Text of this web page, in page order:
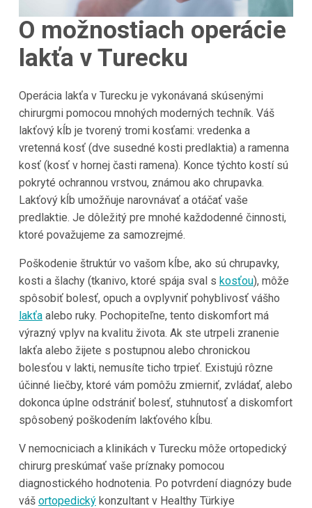
O možnostiach operácie
lakťa v Turecku
Operácia lakťa v Turecku je vykonávaná skúsenými
chirurgmi pomocou mnohých moderných techník. Váš
lakťový kĺb je tvorený tromi kosťami: vredenka a
vretenná kosť (dve susedné kosti predlaktia) a ramenna
kosť (kosť v hornej časti ramena). Konce týchto kostí sú
pokryté ochrannou vrstvou, známou ako chrupavka.
Lakťový kĺb umožňuje narovnávať a otáčať vaše
predlaktie. Je dôležitý pre mnohé každodenné činnosti,
ktoré považujeme za samozrejmé.
Poškodenie štruktúr vo vašom kĺbe, ako sú chrupavky,
kosti a šlachy (tkanivo, ktoré spája sval s kosťou), môže
spôsobiť bolesť, opuch a ovplyvniť pohyblivosť vášho
lakťaalebo ruky. Pochopiteľne, tento diskomfort má
výrazný vplyv na kvalitu života. Ak ste utrpeli zranenie
lakťa alebo žijete s postupnou alebo chronickou
bolesťou v lakti, nemusíte ticho trpieť. Existujú rôzne
účinné liečby, ktoré vám pomôžu zmierniť, zvládať, alebo
dokonca úplne odstrániť bolesť, stuhnutosť a diskomfort
spôsobený poškodením lakťového kĺbu.
V nemocniciach a klinikách v Turecku môže ortopedický
chirurg preskúmať vaše príznaky pomocou
diagnostického hodnotenia. Po potvrdení diagnózy bude
váš ortopedickýkonzultant v Healthy Türkiye